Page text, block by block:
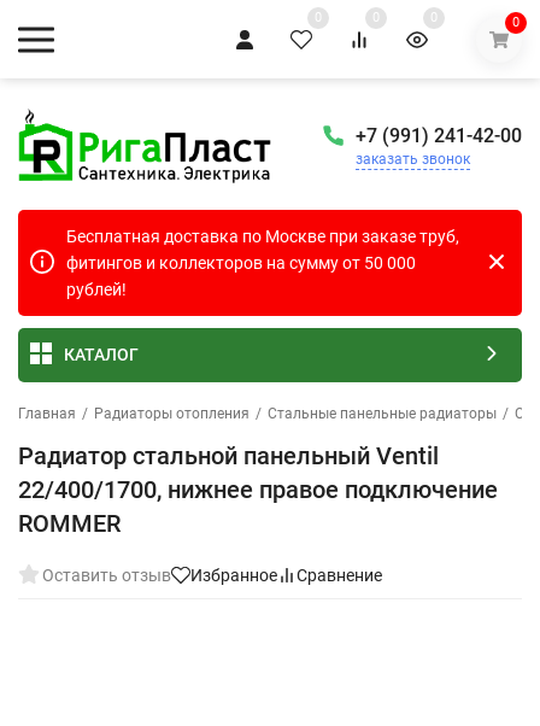
0 0 0 0
+7 (991) 241-42-00
заказать звонок
Бесплатная доставка по Москве при заказе труб,
фитингов и коллекторов на сумму от 50 000
рублей!
КАТАЛОГ
Главная / Радиаторы отопления / Стальные панельные радиаторы /
Радиатор стальной панельный Ventil
22/400/1700, нижнее правое подключение
ROMMER
Оставить отзыв Избранное Сравнение